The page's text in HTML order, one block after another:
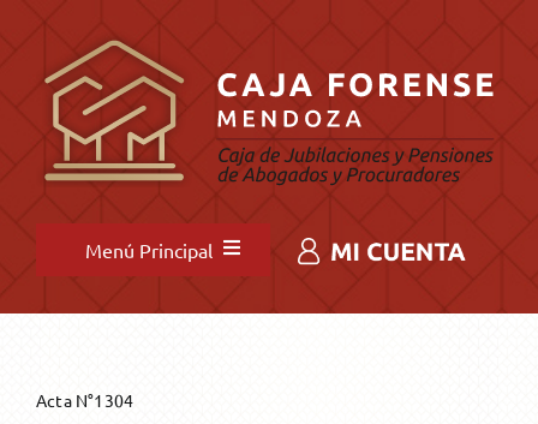
contenido
Menú Principal
INICIO
NOVEDADES
Acta N°1304